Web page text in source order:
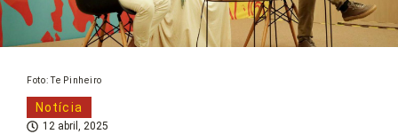
Foto: Te Pinheiro
Notícia
12 abril, 2025